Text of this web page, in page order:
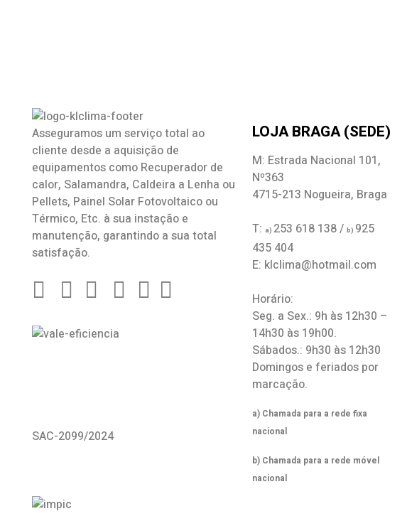
Asseguramos um serviço total ao
cliente desde a aquisição de
equipamentos como Recuperador de
calor, Salamandra, Caldeira a Lenha ou
Pellets, Painel Solar Fotovoltaico ou
Térmico, Etc. à sua instação e
manutenção, garantindo a sua total
satisfação.
SAC-2099/2024
LOJA BRAGA (SEDE)
M: Estrada Nacional 101,
Nº363
4715-213 Nogueira, Braga
T: a) 253 618 138 /b) 925
435 404
E: klclima@hotmail.com
Horário:
Seg. a Sex.: 9h às 12h30 –
14h30 às 19h00.
Sábados.: 9h30 às 12h30
Domingos e feriados por
marcação.
a) Chamada para a rede fixa
nacional
b) Chamada para a rede móvel
nacional